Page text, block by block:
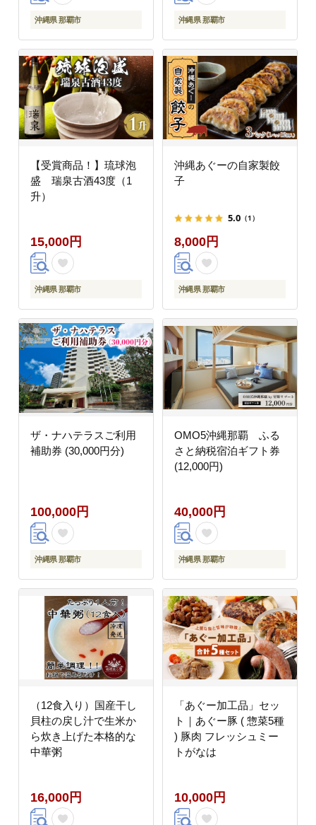
沖縄県 那覇市 沖縄県 那覇市
【受賞商品！】琉球泡
盛 瑞泉古酒43度（1
升）
15,000円
沖縄県 那覇市
沖縄あぐーの自家製餃
子
5.0 （1）
8,000円
沖縄県 那覇市
ザ・ナハテラスご利用
補助券 (30,000円分)
100,000円
沖縄県 那覇市
OMO5沖縄那覇 ふる
さと納税宿泊ギフト券
(12,000円)
40,000円
沖縄県 那覇市
（12食入り）国産干し
貝柱の戻し汁で生米か
ら炊き上げた本格的な
中華粥
16,000円
「あぐー加工品」セッ
ト｜あぐー豚 ( 惣菜5種
) 豚肉 フレッシュミー
トがなは
10,000円